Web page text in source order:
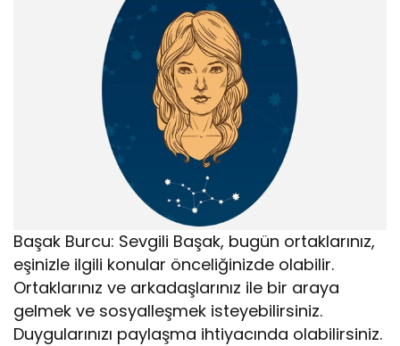
Başak Burcu: Sevgili Başak, bugün ortaklarınız,
eşinizle ilgili konular önceliğinizde olabilir.
Ortaklarınız ve arkadaşlarınız ile bir araya
gelmek ve sosyalleşmek isteyebilirsiniz.
Duygularınızı paylaşma ihtiyacında olabilirsiniz.